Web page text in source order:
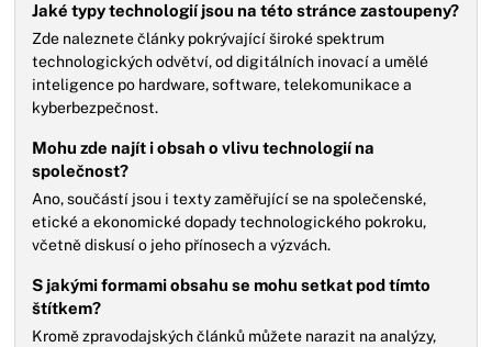
Jaké typy technologií jsou na této stránce zastoupeny?
Zde naleznete články pokrývající široké spektrum
technologických odvětví, od digitálních inovací a umělé
inteligence po hardware, software, telekomunikace a
kyberbezpečnost.
Mohu zde najít i obsah o vlivu technologií na
společnost?
Ano, součástí jsou i texty zaměřující se na společenské,
etické a ekonomické dopady technologického pokroku,
včetně diskusí o jeho přínosech a výzvách.
S jakými formami obsahu se mohu setkat pod tímto
štítkem?
Kromě zpravodajských článků můžete narazit na analýzy,